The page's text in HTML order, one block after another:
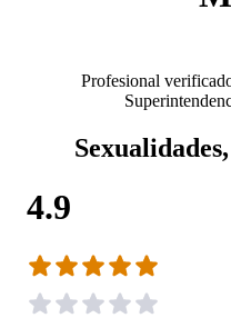
Profesional
4.9